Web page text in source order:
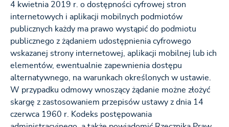
4 kwietnia 2019 r. o dostępności cyfrowej stron
internetowych i aplikacji mobilnych podmiotów
publicznych każdy ma prawo wystąpić do podmiotu
publicznego z żądaniem udostępnienia cyfrowego
wskazanej strony internetowej, aplikacji mobilnej lub ich
elementów, ewentualnie zapewnienia dostępu
alternatywnego, na warunkach określonych w ustawie.
W przypadku odmowy wnoszący żądanie możne złożyć
skargę z zastosowaniem przepisów ustawy z dnia 14
czerwca 1960 r. Kodeks postępowania